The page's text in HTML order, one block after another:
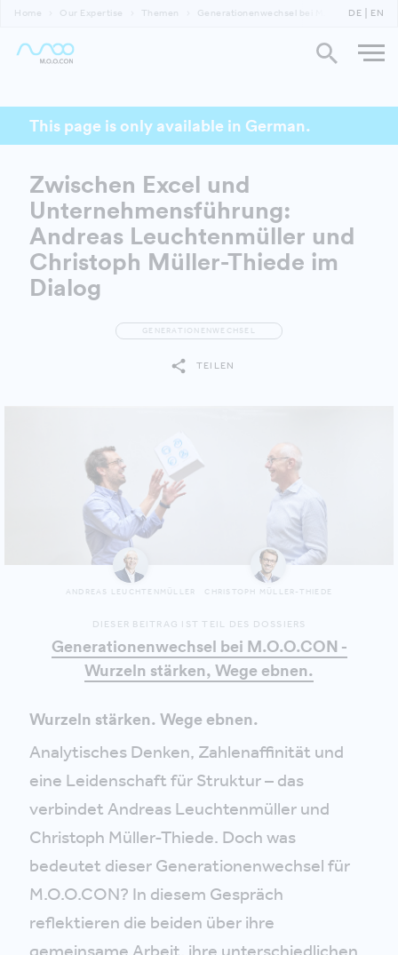
Home Our Expertise Themen Generationenwechsel bei M.O.O.CON -
DE EN
This page is only available in German.
Zwischen Excel und
Unternehmensführung:
Andreas Leuchtenmüller und
Christoph Müller-Thiede im
Dialog
GENERATIONENWECHSEL
TEILEN
ANDREAS LEUCHTENMÜLLER CHRISTOPH MÜLLER-THIEDE
DIESER BEITRAG IST TEIL DES DOSSIERS
Generationenwechsel bei M.O.O.CON -
Wurzeln stärken, Wege ebnen.
Wurzeln stärken. Wege ebnen.
Analytisches Denken, Zahlenaffinität und
eine Leidenschaft für Struktur – das
verbindet Andreas Leuchtenmüller und
Christoph Müller-Thiede. Doch was
bedeutet dieser Generationenwechsel für
M.O.O.CON? In diesem Gespräch
reflektieren die beiden über ihre
gemeinsame Arbeit, ihre unterschiedlichen